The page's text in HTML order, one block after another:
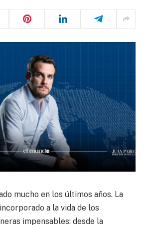
mucho en los últimos años. La
a la vida de los
impensables: desde la